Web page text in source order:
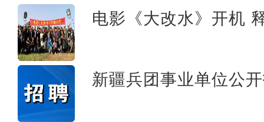
电影《大改水》开机
新疆兵团事业单位公